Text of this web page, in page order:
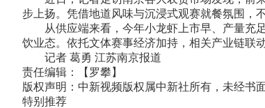
步上扬。凭借地道风味与沉浸式观赛就餐氛围，
从供应端来看，今年小龙虾上市早、产量充足
饮业态。依托文体赛事经济加持，相关产业链联
记者 葛勇 江苏南京报道
责任编辑：【罗攀】
版权声明：中新视频版权属中新社所有，未经书
特别推荐